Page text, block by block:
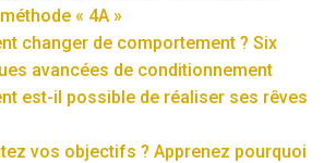
« 4A »
changer de comportement ? Six
avancées de conditionnement
est-il possible de réaliser ses rêves
vos objectifs ? Apprenez pourquoi